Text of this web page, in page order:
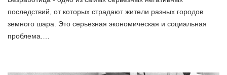
последствий, от которых страдают жители разных городов
земного шара. Это серьезная экономическая и социальная
проблема.…